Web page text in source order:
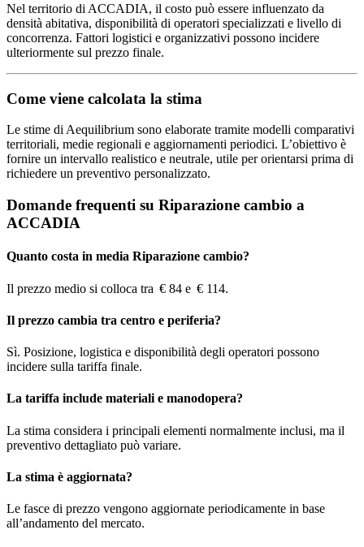
Nel territorio di ACCADIA, il costo può essere influenzato da
densità abitativa, disponibilità di operatori specializzati e livello di
concorrenza. Fattori logistici e organizzativi possono incidere
ulteriormente sul prezzo finale.
Come viene calcolata la stima
Le stime di Aequilibrium sono elaborate tramite modelli comparativi
territoriali, medie regionali e aggiornamenti periodici. L’obiettivo è
fornire un intervallo realistico e neutrale, utile per orientarsi prima di
richiedere un preventivo personalizzato.
Domande frequenti su Riparazione cambio a
ACCADIA
Quanto costa in media Riparazione cambio?
Il prezzo medio si colloca tra € 84 e € 114.
Il prezzo cambia tra centro e periferia?
Sì. Posizione, logistica e disponibilità degli operatori possono
incidere sulla tariffa finale.
La tariffa include materiali e manodopera?
La stima considera i principali elementi normalmente inclusi, ma il
preventivo dettagliato può variare.
La stima è aggiornata?
Le fasce di prezzo vengono aggiornate periodicamente in base
all’andamento del mercato.